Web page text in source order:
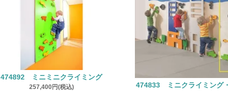
474892 ミニミニクライミング
257,400円(税込)
474833 ミニクライミング